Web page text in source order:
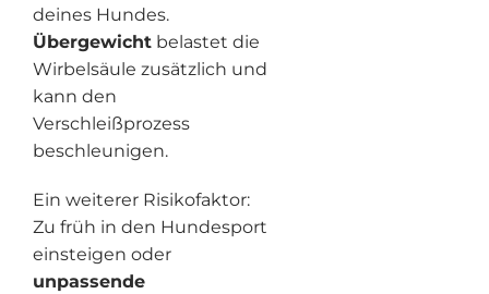
deines Hundes.
Übergewicht belastet die
Wirbelsäule zusätzlich und
kann den
Verschleißprozess
beschleunigen.
Ein weiterer Risikofaktor:
Zu früh in den Hundesport
einsteigen oder
unpassende